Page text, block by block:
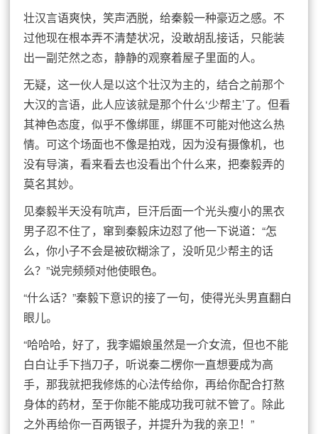
壮汉言语爽快，笑声洒脱，给秦毅一种豪迈之感。不
过他现在根本弄不清楚状况，没敢胡乱接话，只能装
出一副茫然之态，静静的观察着屋子里面的人。
无疑，这一伙人是以这个壮汉为主的，结合之前那个
大汉的言语，此人应该就是那个什么‘少帮主’了。但看
其神色态度，似乎不像绑匪，绑匪不可能对他这么热
情。可这个场面也不像是拍戏，因为没有摄像机，也
没有导演，看来看去也没看出个什么来，把秦毅弄的
莫名其妙。
见秦毅半天没有吭声，巨汗后面一个光头瘦小的黑衣
男子忍不住了，窜到秦毅床边怼了他一下说道：“怎
么，你小子不会是被砍糊涂了，没听见少帮主的话
么？”说完频频对他使眼色。
“什么话？”秦毅下意识的接了一句，使得光头男直翻白
眼儿。
“哈哈哈，好了，我李媚娘虽然是一介女流，但也不能
白白让手下挡刀子，听说秦二楞你一直想要成为高
手，那我就把我修炼的心法传给你，再给你配合打熬
身体的药材，至于你能不能成功我可就不管了。除此
之外再给你一百两银子，并提升为我的亲卫！”